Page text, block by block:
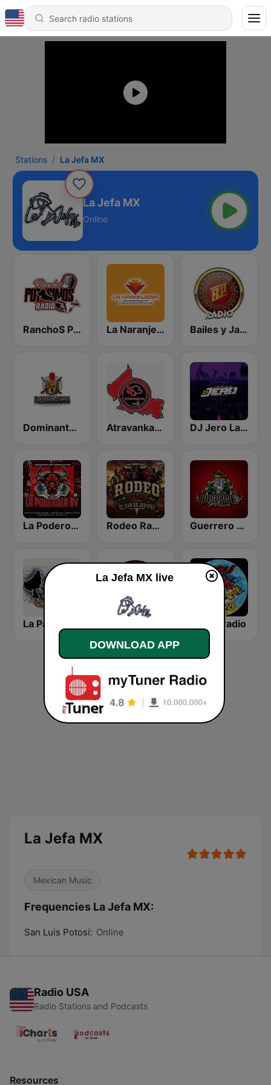
Stations La Jefa MX
La Jefa MX
Online
RanchoS PotosinoS Radio La Naranjera de Sibers Bailes y Jaripeos Potosinos
Dominante Radio Atravankado Radio DJ Jero La Radio
La Poderoza RV Rodeo Radio Guerrero Potosino Radio
Jabalí Radio
La Jefa MX
Mexican Music
Frequencies La Jefa MX:
San Luis Potosí: Online
Radio USA
Radio Stations and Podcasts
Resources
La Jefa MX live
DOWNLOAD APP